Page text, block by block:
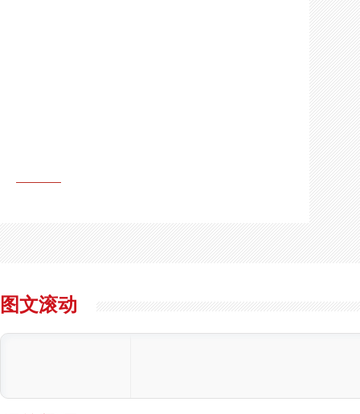
图文滚动